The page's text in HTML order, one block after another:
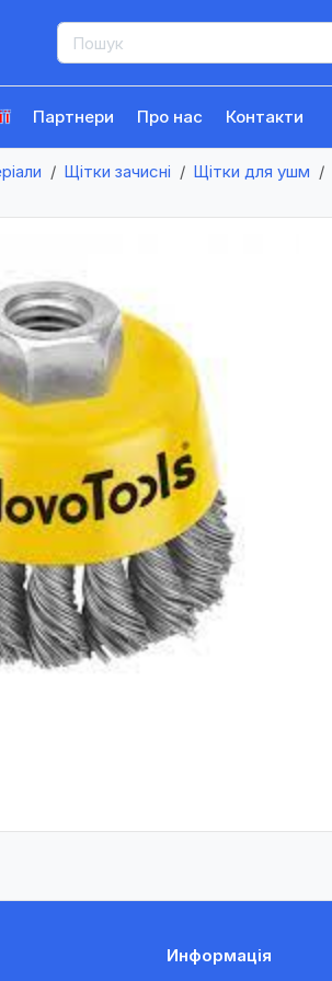
Партнери Про нас Контакти
Щітки зачисні Щітки для ушм
Информація